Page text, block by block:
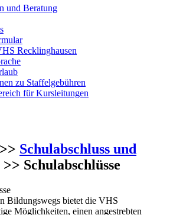
und Beratung
Recklinghausen
zu Staffelgebühren
für Kursleitungen
>> Schulabschluss und
>> Schulabschlüsse
Bildungswegs bietet die VHS
Möglichkeiten, einen angestrebten